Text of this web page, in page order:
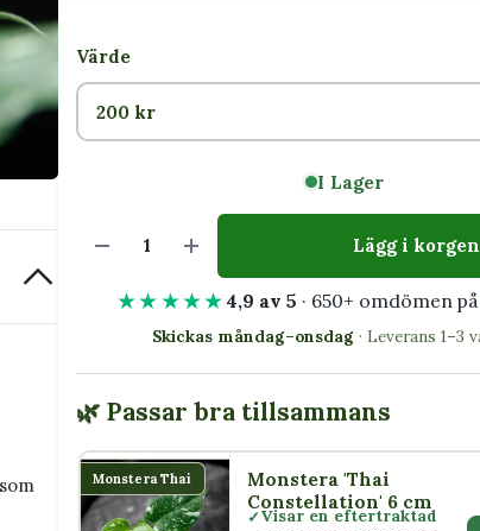
Värde
I Lager
Lägg i korgen
★★★★★ 4,9 av 5 · 650+ omdömen på
Skickas måndag–onsdag · Leverans 1–3
🌿 Passar bra tillsammans
Monstera Thai
Monstera 'Thai
Constellation' 6 cm
Visar en eftertraktad